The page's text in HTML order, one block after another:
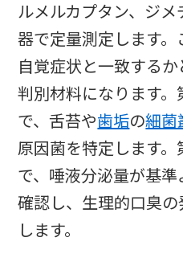
ルメルカプタン、ジ
器で定量測定します
自覚症状と一致する
判別材料になります
で、舌苔や歯垢の細菌
原因菌を特定します
で、唾液分泌量が基
確認し、生理的口臭
します。